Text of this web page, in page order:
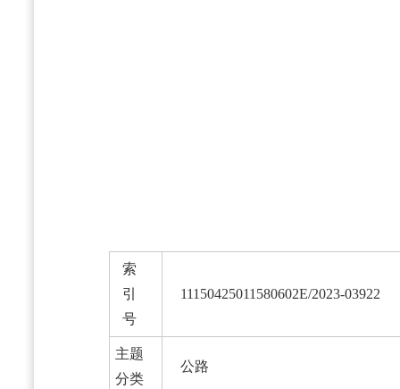
索
引
号
11150425011580602E/2023-03922
主题
分类
公路